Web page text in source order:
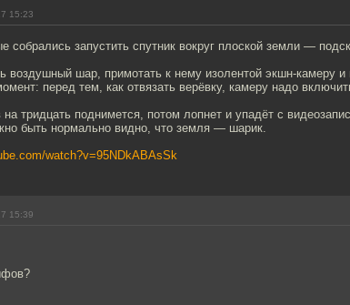
15:23
собрались запустить спутник вокруг плоской земли —
воздушный шар, примотать к нему изолентой экшн-камеру и
перед тем, как отвязать верёвку, камеру надо
тридцать поднимется, потом лопнет и упадёт с
быть нормально видно, что земля — шарик.
watch?v=95NDkABAsSk
15:39